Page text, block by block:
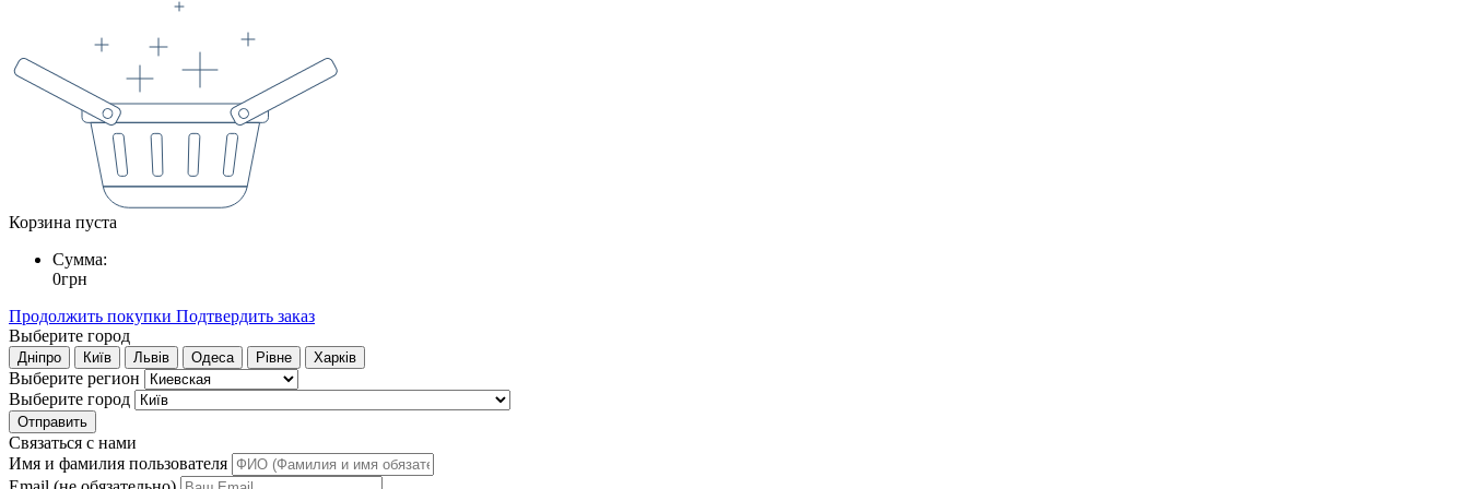
Корзина пуста
Сумма:
0грн
Продолжить покупки Подтвердить заказ
Выберите город
Дніпро Київ Львів Одеса Рівне Харків
Выберите регион
Выберите город
Отправить
Связаться с нами
Имя и фамилия пользователя